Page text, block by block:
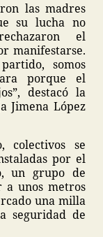
las madres
su lucha no
el
manifestarse.
somos
porque el
destacó la
Jimena López
colectivos se
por el
un grupo de
a unos metros
una milla
seguridad de